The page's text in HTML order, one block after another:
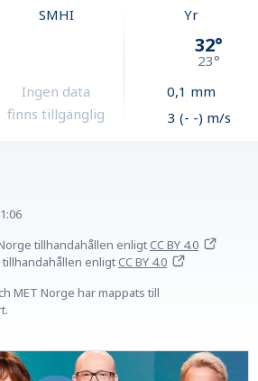
SMHI
Ingen data
finns tillgänglig
Yr
32°
23°
0,1 mm
3 (- -) m/s
tillhandahållen enligtCC BY 4.0
enligtCC BY 4.0
MET Norge har mappats till